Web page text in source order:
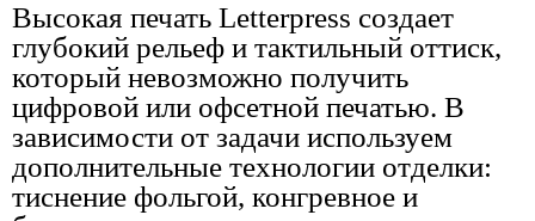
Высокая печать Letterpress создает
глубокий рельеф и тактильный оттиск,
который невозможно получить
цифровой или офсетной печатью. В
зависимости от задачи используем
дополнительные технологии отделки:
тиснение фольгой, конгревное и